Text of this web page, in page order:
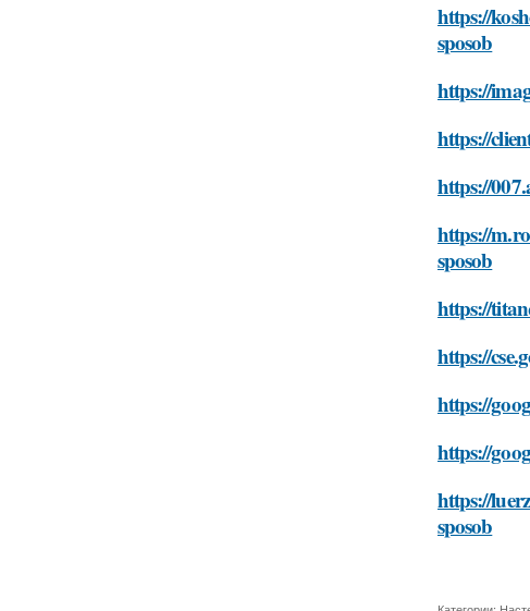
https://
sposob
https://
https://
https://
https://
sposob
https://
https://
https://
https://
https://
sposob